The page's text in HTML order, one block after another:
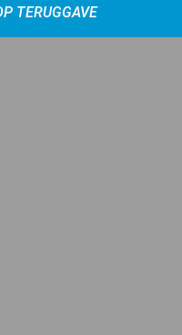
TERUGGAVE